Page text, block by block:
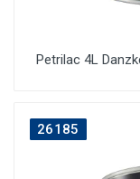
Petrilac 4L
26185